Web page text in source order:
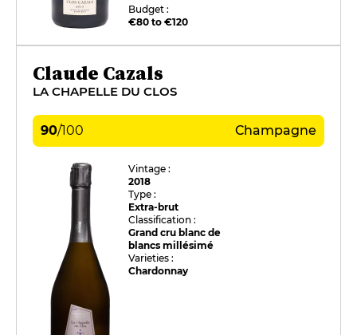
Budget :
€80 to €120
Claude Cazals
LA CHAPELLE DU CLOS
90/100 Champagne
Vintage :
2018
Type :
Extra-brut
Classification :
Grand cru blanc de
blancs millésimé
Varieties :
Chardonnay